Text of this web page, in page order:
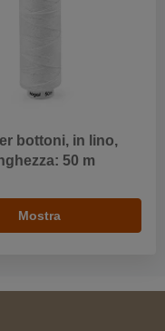
bottoni, in lino,
50 m
Mostra